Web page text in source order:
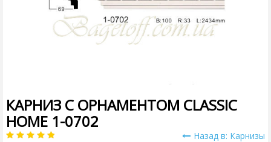
КАРНИЗ С ОРНАМЕНТОМ CLASSIC
HOME 1-0702
Назад в: Карнизы